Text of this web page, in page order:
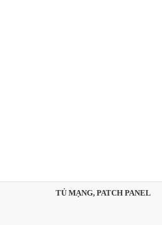
TỦ MẠNG, PATCH PANEL